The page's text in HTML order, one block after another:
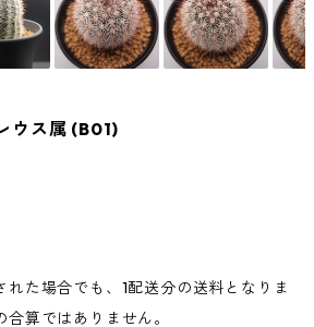
ウス属 (B01)
た場合でも、1配送分の送料となりま
算ではありません。